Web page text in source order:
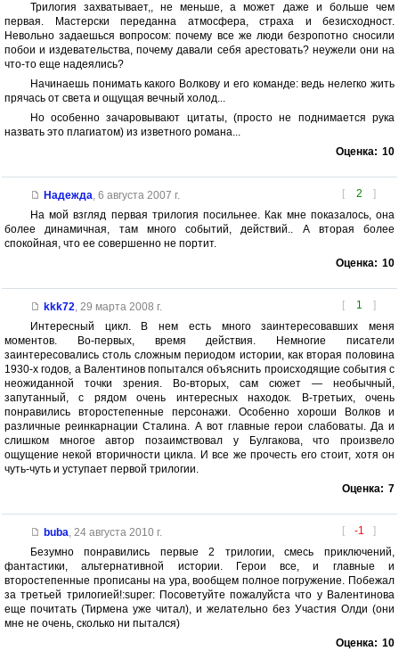
Трилогия захватывает,, не меньше, а может даже и больше чем
первая. Мастерски переданна атмосфера, страха и безисходност.
Невольно задаешься вопросом: почему все же люди безропотно сносили
побои и издевательства, почему давали себя арестовать? неужели они на
что-то еще надеялись?
Начинаешь понимать какого Волкову и его команде: ведь нелегко жить
прячась от света и ощущая вечный холод...
Но особенно зачаровывают цитаты, (просто не поднимается рука
назвать это плагиатом) из изветного романа...
Оценка: 10
[ 2 ]
Надежда, 6 августа 2007 г.
На мой взгляд первая трилогия посильнее. Как мне показалось, она
более динамичная, там много событий, действий.. А вторая более
спокойная, что ее совершенно не портит.
Оценка: 10
[ 1 ]
kkk72, 29 марта 2008 г.
Интересный цикл. В нем есть много заинтересовавших меня
моментов. Во-первых, время действия. Немногие писатели
заинтересовались столь сложным периодом истории, как вторая половина
1930-х годов, а Валентинов попытался объяснить происходящие события с
неожиданной точки зрения. Во-вторых, сам сюжет — необычный,
запутанный, с рядом очень интересных находок. В-третьих, очень
понравились второстепенные персонажи. Особенно хороши Волков и
различные реинкарнации Сталина. А вот главные герои слабоваты. Да и
слишком многое автор позаимствовал у Булгакова, что произвело
ощущение некой вторичности цикла. И все же прочесть его стоит, хотя он
чуть-чуть и уступает первой трилогии.
Оценка: 7
[ -1 ]
buba, 24 августа 2010 г.
Безумно понравились первые 2 трилогии, смесь приключений,
фантастики, альтернативной истории. Герои все, и главные и
второстепенные прописаны на ура, вообщем полное погружение. Побежал
за третьей трилогией!:super: Посоветуйте пожалуйста что у Валентинова
еще почитать (Тирмена уже читал), и желательно без Участия Олди (они
мне не очень, сколько ни пытался)
Оценка: 10